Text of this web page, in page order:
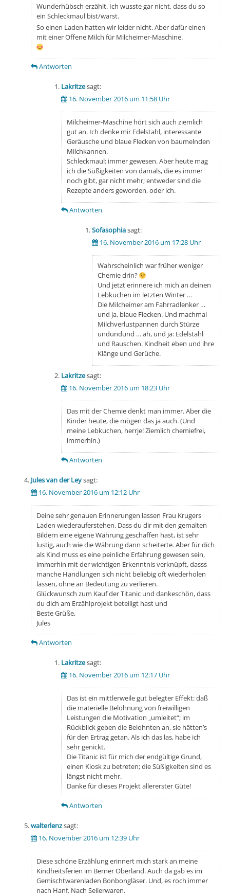
Wunderhübsch erzählt. Ich wusste gar nicht, dass du so
ein Schleckmaul bist/warst.
So einen Laden hatten wir leider nicht. Aber dafür einen
mit einer Offene Milch für Milcheimer-Maschine.
Antworten
Lakritzesagt:
16. November 2016 um 11:58 Uhr
Milcheimer-Maschine hört sich auch ziemlich
gut an. Ich denke mir Edelstahl, interessante
Geräusche und blaue Flecken von baumelnden
Milchkannen.
Schleckmaul: immer gewesen. Aber heute mag
ich die Süßigkeiten von damals, die es immer
noch gibt, gar nicht mehr; entweder sind die
Rezepte anders geworden, oder ich.
Antworten
Sofasophiasagt:
16. November 2016 um 17:28 Uhr
Wahrscheinlich war früher weniger
Chemie drin?
Und jetzt erinnere ich mich an deinen
Lebkuchen im letzten Winter …
Die Milcheimer am Fahrradlenker …
und ja, blaue Flecken. Und machmal
Milchverlustpannen durch Stürze
undundund … ah, und ja: Edelstahl
und Rauschen. Kindheit eben und ihre
Klänge und Gerüche.
Lakritzesagt:
16. November 2016 um 18:23 Uhr
Das mit der Chemie denkt man immer. Aber die
Kinder heute, die mögen das ja auch. (Und
meine Lebkuchen, herrje! Ziemlich chemiefrei,
immerhin.)
Antworten
Jules van der Leysagt:
16. November 2016 um 12:12 Uhr
Deine sehr genauen Erinnerungen lassen Frau Krugers
Laden wiederauferstehen. Dass du dir mit den gemalten
Bildern eine eigene Währung geschaffen hast, ist sehr
lustig, auch wie die Währung dann scheiterte. Aber für dich
als Kind muss es eine peinliche Erfahrung gewesen sein,
immerhin mit der wichtigen Erkenntnis verknüpft, dasss
manche Handlungen sich nicht beliebig oft wiederholen
lassen, ohne an Bedeutung zu verlieren.
Glückwunsch zum Kauf der Titanic und dankeschön, dass
du dich am Erzählprojekt beteiligt hast und
Beste Grüße,
Jules
Antworten
Lakritzesagt:
16. November 2016 um 12:17 Uhr
Das ist ein mittlerweile gut belegter Effekt: daß
die materielle Belohnung von freiwilligen
Leistungen die Motivation „umleitet“; im
Rückblick geben die Belohnten an, sie hätten’s
für den Ertrag getan. Als ich das las, habe ich
sehr genickt.
Die Titanic ist für mich der endgültige Grund,
einen Kiosk zu betreten; die Süßigkeiten sind es
längst nicht mehr.
Danke für dieses Projekt allererster Güte!
Antworten
walterlenzsagt:
16. November 2016 um 12:39 Uhr
Diese schöne Erzählung erinnert mich stark an meine
Kindheitsferien im Berner Oberland. Auch da gab es im
Gemischtwarenladen Bonbongläser. Und, es roch immer
nach Hanf. Nach Seilerwaren.